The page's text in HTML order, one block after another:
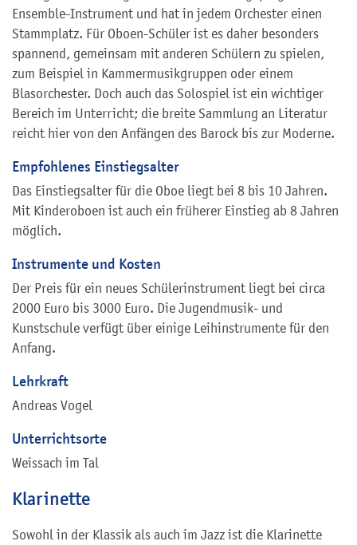
Ensemble-Instrument und hat in jedem Orchester einen
Stammplatz. Für Oboen-Schüler ist es daher besonders
spannend, gemeinsam mit anderen Schülern zu spielen,
zum Beispiel in Kammermusikgruppen oder einem
Blasorchester. Doch auch das Solospiel ist ein wichtiger
Bereich im Unterricht; die breite Sammlung an Literatur
reicht hier von den Anfängen des Barock bis zur Moderne.
Empfohlenes Einstiegsalter
Das Einstiegsalter für die Oboe liegt bei 8 bis 10 Jahren.
Mit Kinderoboen ist auch ein früherer Einstieg ab 8 Jahren
möglich.
Instrumente und Kosten
Der Preis für ein neues Schülerinstrument liegt bei circa
2000 Euro bis 3000 Euro. Die Jugendmusik- und
Kunstschule verfügt über einige Leihinstrumente für den
Anfang.
Lehrkraft
Andreas Vogel
Unterrichtsorte
Weissach im Tal
Klarinette
Sowohl in der Klassik als auch im Jazz ist die Klarinette